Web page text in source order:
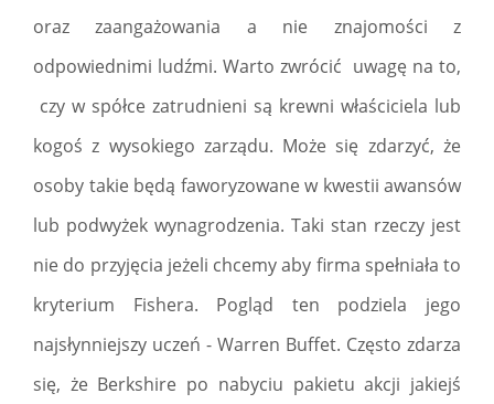
oraz zaangażowania a nie znajomości z
odpowiednimi ludźmi. Warto zwrócić uwagę na to,
czy w spółce zatrudnieni są krewni właściciela lub
kogoś z wysokiego zarządu. Może się zdarzyć, że
osoby takie będą faworyzowane w kwestii awansów
lub podwyżek wynagrodzenia. Taki stan rzeczy jest
nie do przyjęcia jeżeli chcemy aby firma spełniała to
kryterium Fishera. Pogląd ten podziela jego
najsłynniejszy uczeń - Warren Buffet. Często zdarza
się, że Berkshire po nabyciu pakietu akcji jakiejś